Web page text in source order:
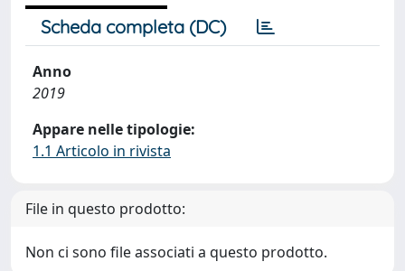
Scheda completa (DC)
Anno
2019
Appare nelle tipologie:
1.1 Articolo in rivista
File in questo prodotto:
Non ci sono file associati a questo prodotto.